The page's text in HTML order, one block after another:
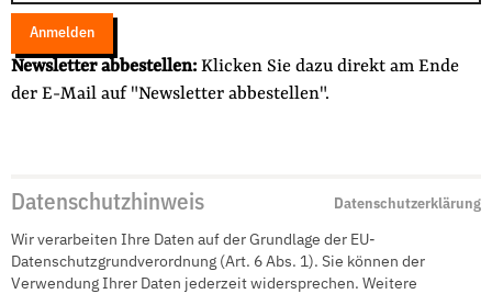
Appelle unterzeichnen
Kontakt
Impressum
Suche
der
Website
Folge Uns
FacebookMastodon
BlueskyInstagram
YoutubeLinkedIn
Feed
Adresse
Anmelden
Newsletter abbestellen: Klicken Sie dazu direkt am Ende
der E-Mail auf "Newsletter abbestellen".
Datenschutzhinweis Datenschutzerklärung
Wir verarbeiten Ihre Daten auf der Grundlage der EU-
Datenschutzgrundverordnung (Art. 6 Abs. 1). Sie können der
Verwendung Ihrer Daten jederzeit widersprechen. Weitere